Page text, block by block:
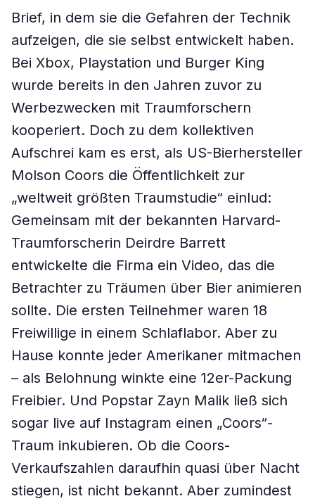
Brief, in dem sie die Gefahren der Technik
aufzeigen, die sie selbst entwickelt haben.
Bei Xbox, Playstation und Burger King
wurde bereits in den Jahren zuvor zu
Werbezwecken mit Traumforschern
kooperiert. Doch zu dem kollektiven
Aufschrei kam es erst, als US-Bierhersteller
Molson Coors die Öffentlichkeit zur
„weltweit größten Traumstudie“ einlud:
Gemeinsam mit der bekannten Harvard-
Traumforscherin Deirdre Barrett
entwickelte die Firma ein Video, das die
Betrachter zu Träumen über Bier animieren
sollte. Die ersten Teilnehmer waren 18
Freiwillige in einem Schlaflabor. Aber zu
Hause konnte jeder Amerikaner mitmachen
– als Belohnung winkte eine 12er-Packung
Freibier. Und Popstar Zayn Malik ließ sich
sogar live auf Instagram einen „Coors“-
Traum inkubieren. Ob die Coors-
Verkaufszahlen daraufhin quasi über Nacht
stiegen, ist nicht bekannt. Aber zumindest